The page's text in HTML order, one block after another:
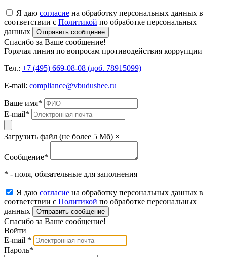
Я даю согласие на обработку персональных данных в
соответствии с Политикой по обработке персональных
данных
Отправить сообщение
Спасибо за Ваше сообщение!
Горячая линия по вопросам противодействия коррупции
Тел.: +7 (495) 669-08-08 (доб. 78915099)
E-mail: compliance@vbudushee.ru
Ваше имя*
E-mail*
Загрузить файл (не более 5 Мб) ×
Сообщение*
* - поля, обязательные для заполнения
Я даю согласие на обработку персональных данных в
соответствии с Политикой по обработке персональных
данных
Отправить сообщение
Спасибо за Ваше сообщение!
Войти
E-mail *
Пароль*